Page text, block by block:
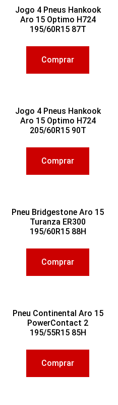
Jogo 4 Pneus Hankook
Aro 15 Optimo H724
195/60R15 87T
Comprar
Jogo 4 Pneus Hankook
Aro 15 Optimo H724
205/60R15 90T
Comprar
Pneu Bridgestone Aro 15
Turanza ER300
195/60R15 88H
Comprar
Pneu Continental Aro 15
PowerContact 2
195/55R15 85H
Comprar